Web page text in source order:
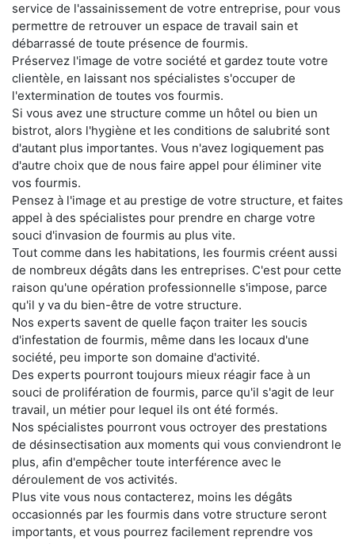
service de l'assainissement de votre entreprise, pour vous
permettre de retrouver un espace de travail sain et
débarrassé de toute présence de fourmis.
Préservez l'image de votre société et gardez toute votre
clientèle, en laissant nos spécialistes s'occuper de
l'extermination de toutes vos fourmis.
Si vous avez une structure comme un hôtel ou bien un
bistrot, alors l'hygiène et les conditions de salubrité sont
d'autant plus importantes. Vous n'avez logiquement pas
d'autre choix que de nous faire appel pour éliminer vite
vos fourmis.
Pensez à l'image et au prestige de votre structure, et faites
appel à des spécialistes pour prendre en charge votre
souci d'invasion de fourmis au plus vite.
Tout comme dans les habitations, les fourmis créent aussi
de nombreux dégâts dans les entreprises. C'est pour cette
raison qu'une opération professionnelle s'impose, parce
qu'il y va du bien-être de votre structure.
Nos experts savent de quelle façon traiter les soucis
d'infestation de fourmis, même dans les locaux d'une
société, peu importe son domaine d'activité.
Des experts pourront toujours mieux réagir face à un
souci de prolifération de fourmis, parce qu'il s'agit de leur
travail, un métier pour lequel ils ont été formés.
Nos spécialistes pourront vous octroyer des prestations
de désinsectisation aux moments qui vous conviendront le
plus, afin d'empêcher toute interférence avec le
déroulement de vos activités.
Plus vite vous nous contacterez, moins les dégâts
occasionnés par les fourmis dans votre structure seront
importants, et vous pourrez facilement reprendre vos